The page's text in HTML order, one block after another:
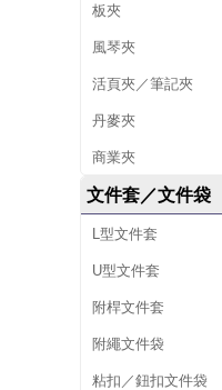
板夾
風琴夾
活頁夾／筆記夾
丹麥夾
商業夾
文件套／文件袋
L型文件套
U型文件套
附桿文件套
附繩文件袋
粘扣／鈕扣文件袋